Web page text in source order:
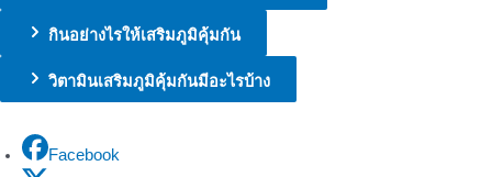
กินอย่างไรให้เสริมภูมิคุ้มกัน
วิตามินเสริมภูมิคุ้มกันมีอะไรบ้าง
Facebook